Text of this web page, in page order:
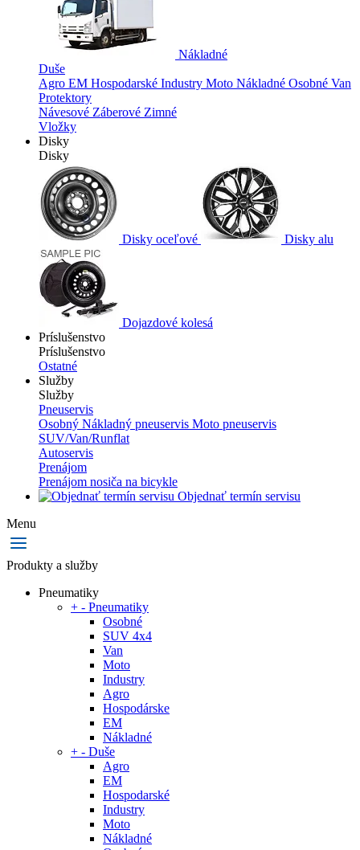
Nákladné
Duše
Agro EM Hospodarské Industry Moto Nákladné Osobné Van
Protektory
Návesové Záberové Zimné
Vložky
Disky
Disky
Disky oceľové Disky alu
Dojazdové kolesá
Príslušenstvo
Príslušenstvo
Ostatné
Služby
Služby
Pneuservis
Osobný Nákladný pneuservis Moto pneuservis
SUV/Van/Runflat
Autoservis
Prenájom
Prenájom nosiča na bicykle
Objednať termín servisu
Menu
Produkty a služby
Pneumatiky
+ - Pneumatiky
Osobné
SUV 4x4
Van
Moto
Industry
Agro
Hospodárske
EM
Nákladné
+ - Duše
Agro
EM
Hospodarské
Industry
Moto
Nákladné